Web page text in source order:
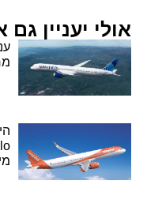
אולי יעניין גם